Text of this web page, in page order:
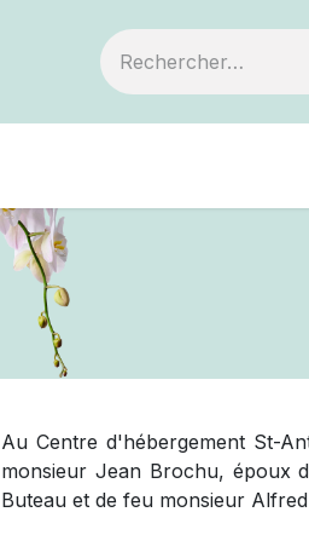
Au Centre d'hébergement St-
monsieur Jean Brochu, époux
Buteau et de feu monsieur